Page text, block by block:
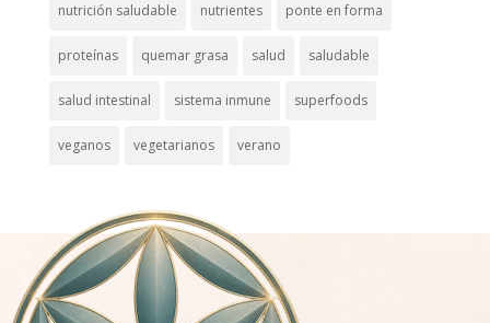
nutrición saludable nutrientes ponte en forma
proteínas quemar grasa salud saludable
salud intestinal sistema inmune superfoods
veganos vegetarianos verano